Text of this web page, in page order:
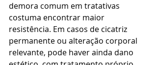
demora comum em tratativas
costuma encontrar maior
resistência. Em casos de cicatriz
permanente ou alteração corporal
relevante, pode haver ainda dano